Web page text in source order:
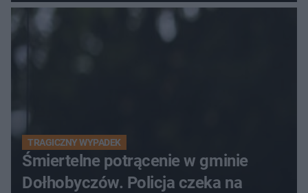
TRAGICZNY WYPADEK
Śmiertelne potrącenie w gminie
Dołhobyczów. Policja czeka na